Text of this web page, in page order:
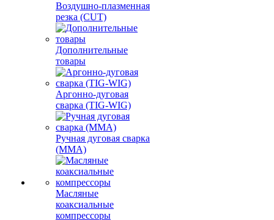
Воздушно-плазменная
резка (CUT)
Дополнительные
товары
Аргонно-дуговая
сварка (TIG-WIG)
Ручная дуговая сварка
(MMA)
Масляные
коаксиальные
компрессоры